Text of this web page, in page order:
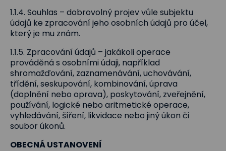
1.1.4. Souhlas – dobrovolný projev vůle subjektu
údajů ke zpracování jeho osobních údajů pro účel,
který je mu znám.
1.1.5. Zpracování údajů – jakákoli operace
prováděná s osobními údaji, například
shromažďování, zaznamenávání, uchovávání,
třídění, seskupování, kombinování, úprava
(doplnění nebo oprava), poskytování, zveřejnění,
používání, logické nebo aritmetické operace,
vyhledávání, šíření, likvidace nebo jiný úkon či
soubor úkonů.
OBECNÁ USTANOVENÍ